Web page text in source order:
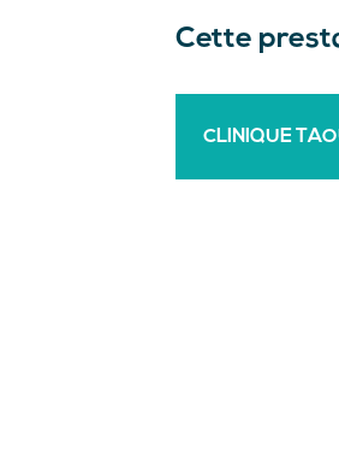
Cette
CLINIQUE